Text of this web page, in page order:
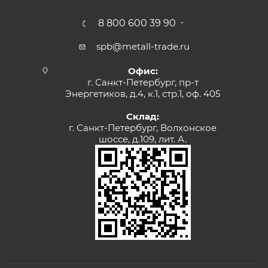
8 800 600 39 90
spb@metall-trade.ru
Офис:
г. Санкт-Петербург, пр-т
Энергетиков, д.4, к.1, стр.1, оф. 405
Склад:
г. Санкт-Петербург, Волхонское
шоссе, д.109, лит. А.